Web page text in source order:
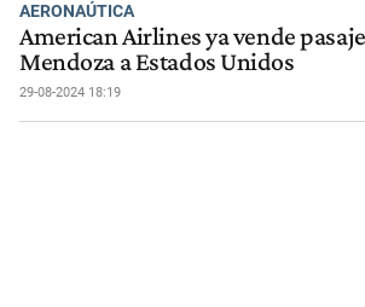
AERONAÚTICA
American Airlines ya vende
Mendoza a Estados Unidos
29-08-2024 18:19